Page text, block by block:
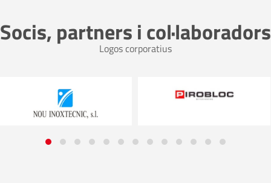
Socis, partners i col·laboradors
Logos corporatius